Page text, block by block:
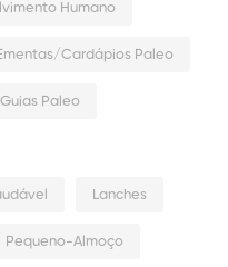
Humano
Cardápios Paleo
Guias Paleo
Lanches
Pequeno-Almoço